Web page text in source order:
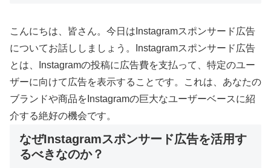
こんにちは、皆さん。今日はInstagramスポンサード広告
についてお話ししましょう。Instagramスポンサード広告
とは、Instagramの投稿に広告費を支払って、特定のユー
ザーに向けて広告を表示することです。これは、あなたの
ブランドや商品をInstagramの巨大なユーザーベースに紹
介する絶好の機会です。
なぜInstagramスポンサード広告を活用す
るべきなのか？